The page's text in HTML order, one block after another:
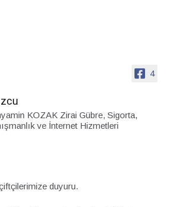
4
KOZAK Zirai Gübre, Sigorta,
ve İnternet Hizmetleri
duyuru.